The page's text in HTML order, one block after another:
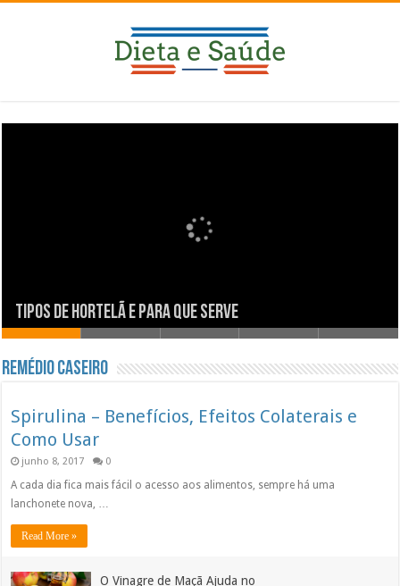
Tipos de Hortelã e Para Que Serve
Remédio Caseiro
Spirulina – Benefícios, Efeitos Colaterais e
Como Usar
junho 8, 2017 0
A cada dia fica mais fácil o acesso aos alimentos, sempre há uma
lanchonete nova, …
Read More »
O Vinagre de Maçã Ajuda no